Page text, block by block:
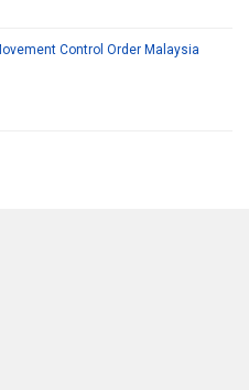
Control Order Malaysia